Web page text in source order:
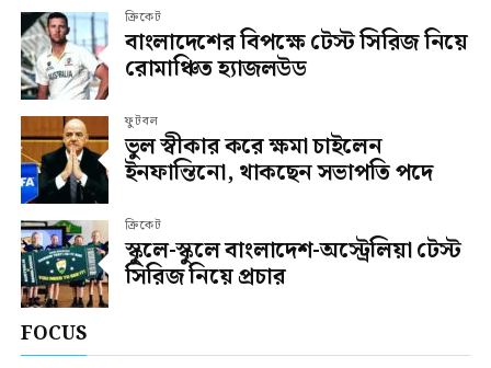
ক্রিকেট
বাংলাদেশের বিপক্ষে টেস্ট সিরিজ নিয়ে
রোমাঞ্চিত হ্যাজলউড
ফুটবল
ভুল স্বীকার করে ক্ষমা চাইলেন
ইনফান্তিনো, থাকছেন সভাপতি পদে
ক্রিকেট
স্কুলে-স্কুলে বাংলাদেশ-অস্ট্রেলিয়া টেস্ট
সিরিজ নিয়ে প্রচার
FOCUS